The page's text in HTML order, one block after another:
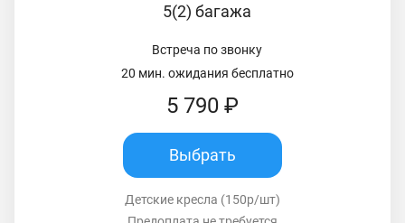
5(2) багажа
Встреча по звонку
20 мин. ожидания бесплатно
5 790 ₽
Выбрать
Детские кресла (150р/шт)